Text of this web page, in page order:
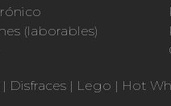
(laborables)
| Disfraces | Lego | Hot